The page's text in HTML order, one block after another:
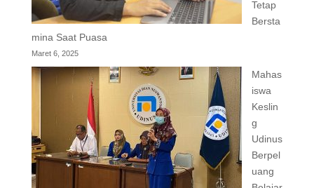
Tetap
Bersta
mina Saat Puasa
Maret 6, 2025
Mahas
iswa
Keslin
g
Udinus
Berpel
uang